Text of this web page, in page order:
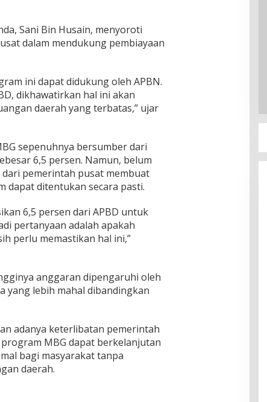
Sani Bin Husain, menyoroti
dalam mendukung pembiayaan
ini dapat didukung oleh APBN.
dikhawatirkan hal ini akan
daerah yang terbatas,” ujar
sepenuhnya bersumber dari
6,5 persen. Namun, belum
pemerintah pusat membuat
dapat ditentukan secara pasti.
6,5 persen dari APBD untuk
pertanyaan adalah apakah
perlu memastikan hal ini,”
anggaran dipengaruhi oleh
yang lebih mahal dibandingkan
adanya keterlibatan pemerintah
MBG dapat berkelanjutan
bagi masyarakat tanpa
daerah.